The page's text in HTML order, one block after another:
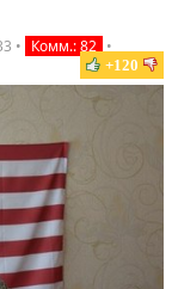
• Комм.: 82 •
+120